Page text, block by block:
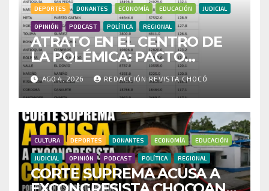
DEPORTES DONANTES ECONOMÍA EDUCACIÓN JUDICIAL
OPINIÓN PODCAST POLÍTICA REGIONAL
ATRATO EN EL CENTRO DE
LA POLÉMICA: PACTO
HISTÓRICO CUESTIONA
CENSO ELECTORAL Y PIDE
INVESTIGAR PRESUNTO
FRAUDE
AGO 4, 2026 REDACCIÓN REVISTA CHOCÓ
CULTURA DEPORTES DONANTES ECONOMÍA EDUCACIÓN
JUDICIAL OPINIÓN PODCAST POLÍTICA REGIONAL
CORTE SUPREMA ACUSA A